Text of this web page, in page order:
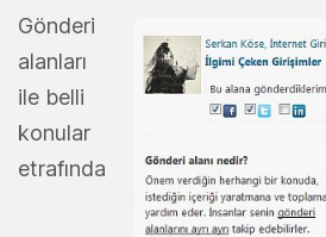
Gönderi
alanları
ile belli
konular
etrafında